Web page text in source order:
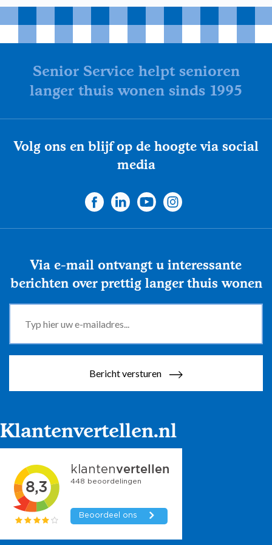
Senior Service helpt senioren
langer thuis wonen sinds 1995
Volg ons en blijf op de hoogte via social
media
Via e-mail ontvangt u interessante
berichten over prettig langer thuis wonen
Bericht versturen
Klantenvertellen.nl